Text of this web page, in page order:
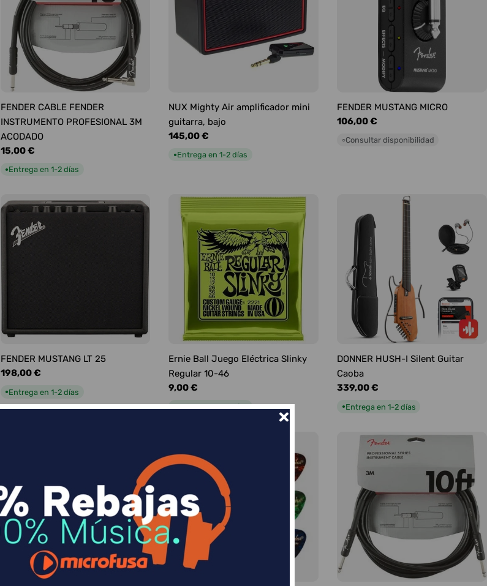
FENDER CABLE FENDER
INSTRUMENTO PROFESIONAL 3M
ACODADO
Precio
habitual
15,00 €
●Entrega en 1-2 días
NUX Mighty Air amplificador mini
guitarra, bajo
Precio
habitual
145,00 €
●Entrega en 1-2 días
FENDER MUSTANG MICRO
Precio
habitual
106,00 €
○Consultar disponibilidad
FENDER MUSTANG LT 25
Precio
198,00 €
●Entrega en 1-2 días
Ernie Ball Juego Eléctrica Slinky
Regular 10-46
Precio
9,00 €
●Entrega en 1-2 días
DONNER HUSH-I Silent Guitar
Caoba
Precio
339,00 €
●Entrega en 1-2 días